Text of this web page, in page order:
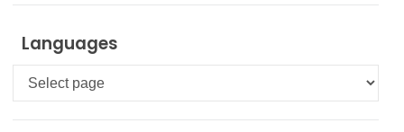
Languages
Languages